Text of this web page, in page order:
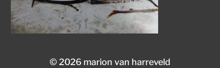
© 2026 marion van harreveld